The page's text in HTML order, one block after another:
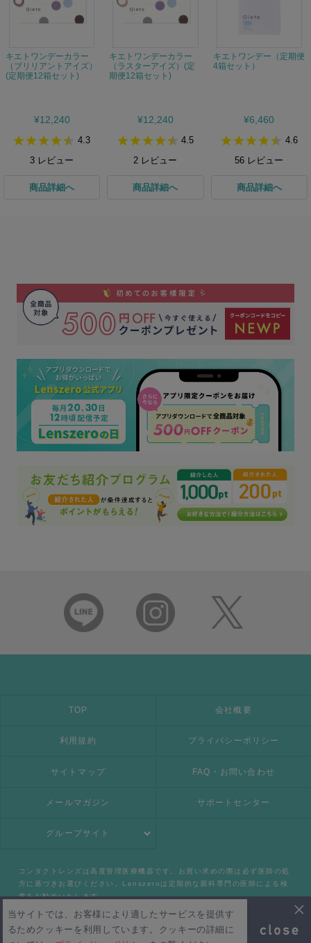
キエトワンデーカラー
（ブリリアントアイズ）
(定期便12箱セット)
¥12,240
4.3
3 レビュー
商品詳細へ
キエトワンデーカラー
（ラスターアイズ）(定
期便12箱セット)
¥12,240
4.5
2 レビュー
商品詳細へ
キエトワンデー（定期便
4箱セット）
¥6,460
4.6
56 レビュー
商品詳細へ
TOP 会社概要
利用規約 プライバシーポリシー
サイトマップ FAQ・お問い合わせ
メールマガジン サポートセンター
グループサイト
コンタクトレンズは高度管理医療機器です。お買い求めの際は必ず医師の処
方に基づきお選びください。Lenszeroは定期的な眼科専門の医師による検
査をお勧めいたします。
Copyright 2026 Lenszero PTE,LTD. All Rights Reserved.
当サイトでは、お客様により適したサービスを提供す
るためクッキーを利用しています。クッキーの詳細に